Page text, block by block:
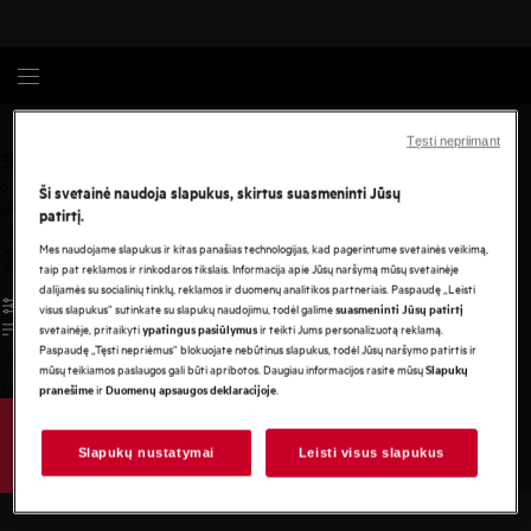
Ši svetainė naudoja slapukus, skirtus suasmeninti Jūsų
patirtį.
Mes naudojame slapukus ir kitas panašias technologijas, kad pagerintume svetainės veikimą,
taip pat reklamos ir rinkodaros tikslais. Informacija apie Jūsų naršymą mūsų svetainėje
dalijamės su socialinių tinklų, reklamos ir duomenų analitikos partneriais. Paspaudę „Leisti
visus slapukus“ sutinkate su slapukų naudojimu, todėl galimesuasmeninti Jūsų patirtį
svetainėje, pritaikytiypatingus pasiūlymusir teikti Jums personalizuotą reklamą.
Paspaudę „Tęsti nepriėmus“ blokuojate nebūtinus slapukus, todėl Jūsų naršymo patirtis ir
mūsų teikiamos paslaugos gali būti apribotos. Daugiau informacijos rasite mūsųSlapukų
pranešimeirDuomenų apsaugos deklaracijoje.
Slapukų nustatymai Leisti visus slapukus
Tęsti nepriimant